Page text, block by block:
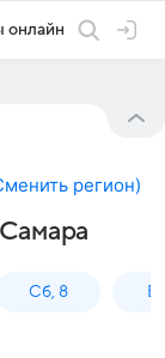
онлайн
регион)
Сб, 8